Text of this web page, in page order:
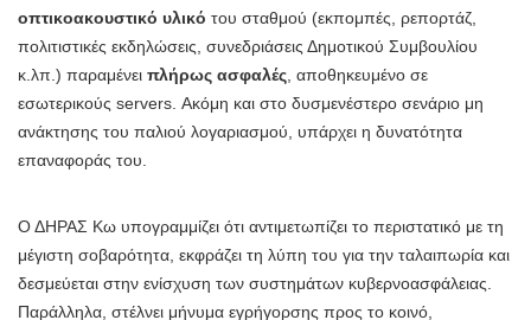
οπτικοακουστικό υλικό του σταθμού (εκπομπές, ρεπορτάζ,
πολιτιστικές εκδηλώσεις, συνεδριάσεις Δημοτικού Συμβουλίου
κ.λπ.) παραμένει πλήρως ασφαλές , αποθηκευμένο σε
εσωτερικούς servers. Ακόμη και στο δυσμενέστερο σενάριο μη
ανάκτησης του παλιού λογαριασμού, υπάρχει η δυνατότητα
επαναφοράς του.
Ο ΔΗΡΑΣ Κω υπογραμμίζει ότι αντιμετωπίζει το περιστατικό με τη
μέγιστη σοβαρότητα, εκφράζει τη λύπη του για την ταλαιπωρία και
δεσμεύεται στην ενίσχυση των συστημάτων κυβερνοασφάλειας.
Παράλληλα, στέλνει μήνυμα εγρήγορσης προς το κοινό,